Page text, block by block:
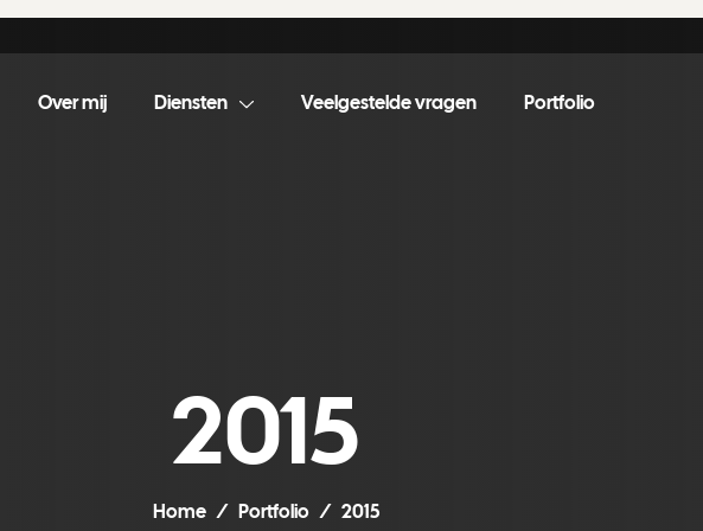
Over mij Diensten Veelgestelde vragen Portfolio
2015
Home Portfolio 2015